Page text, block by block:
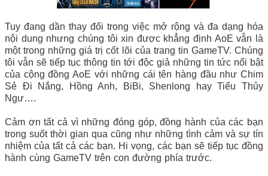
Tuy đang dần thay đổi trong việc mở rộng và đa dạng hóa
nội dung nhưng chúng tôi xin được khẳng định AoE vẫn là
một trong những giá trị cốt lõi của trang tin GameTV. Chúng
tôi vẫn sẽ tiếp tục thông tin tới độc giả những tin tức nổi bật
của cộng đồng AoE với những cái tên hàng đầu như Chim
Sẻ Đi Nắng, Hồng Anh, BiBi, Shenlong hay Tiểu Thủy
Ngư….
Cảm ơn tất cả vì những đóng góp, đồng hành của các bạn
trong suốt thời gian qua cũng như những tình cảm và sự tín
nhiệm của tất cả các bạn. Hi vọng, các bạn sẽ tiếp tục đồng
hành cùng GameTV trên con đường phía trước.